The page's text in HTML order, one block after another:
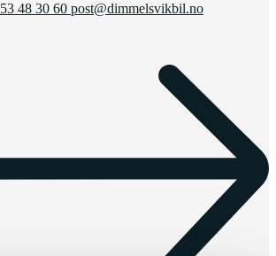
53 48 30 60 post@dimmelsvikbil.no